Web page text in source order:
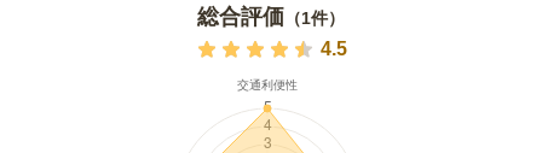
総合評価 （1件）
4.5